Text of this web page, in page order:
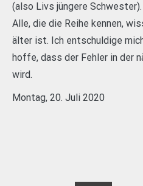
(also Livs jüngere
Alle, die die Reihe kennen,
älter ist. Ich entschuldige
hoffe, dass der Fehler in der
wird.
Montag, 20. Juli 2020